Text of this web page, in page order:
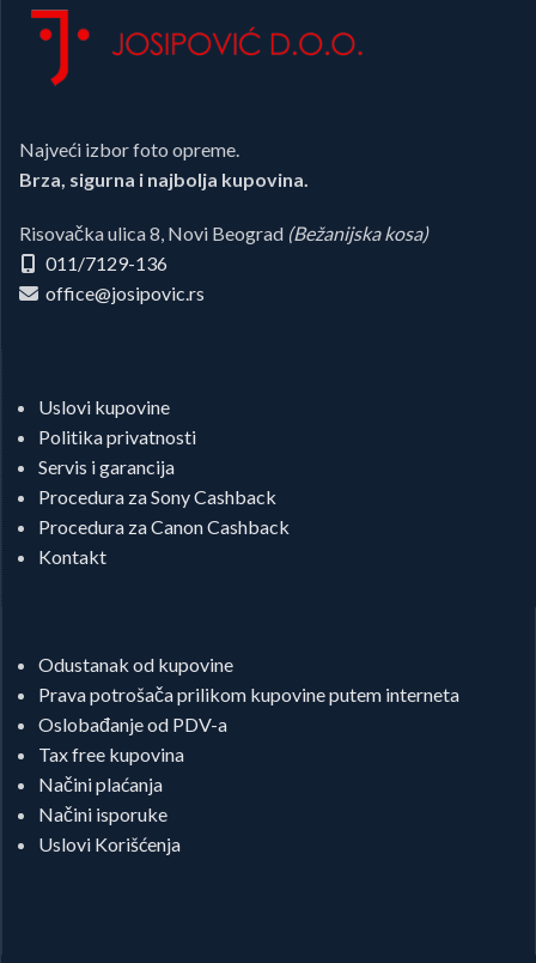
Najveći izbor foto opreme.
Brza, sigurna i najbolja kupovina.
Risovačka ulica 8, Novi Beograd (Bežanijska kosa)
011/7129-136
office@josipovic.rs
Uslovi kupovine
Politika privatnosti
Servis i garancija
Procedura za Sony Cashback
Procedura za Canon Cashback
Kontakt
Odustanak od kupovine
Prava potrošača prilikom kupovine putem interneta
Oslobađanje od PDV-a
Tax free kupovina
Načini plaćanja
Načini isporuke
Uslovi Korišćenja